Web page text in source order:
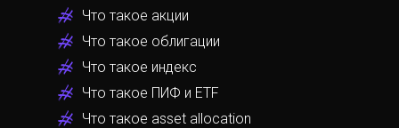
Что такое акции
Что такое облигации
Что такое индекс
Что такое ПИФ и ETF
Что такое asset allocation